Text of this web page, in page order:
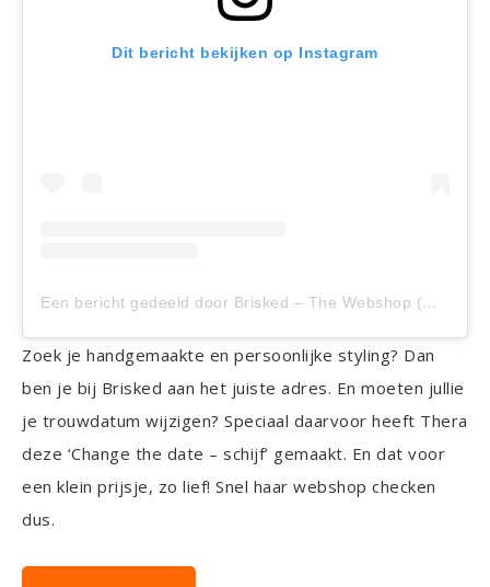
Dit bericht bekijken op Instagram
Een bericht gedeeld door Brisked – The Webshop (@brisked_thewebshop)
Zoek je handgemaakte en persoonlijke styling? Dan
ben je bij Brisked aan het juiste adres. En moeten jullie
je trouwdatum wijzigen? Speciaal daarvoor heeft Thera
deze ‘Change the date – schijf’ gemaakt. En dat voor
een klein prijsje, zo lief! Snel haar webshop checken
dus.